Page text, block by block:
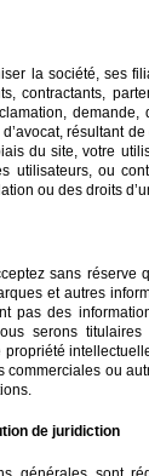
la société, ses
contractants,
résultant
du site, votre
utilisateurs, ou
ou des droits
sans réserve
et autres
pas des
serons
propriété
commerciales ou
de juridiction